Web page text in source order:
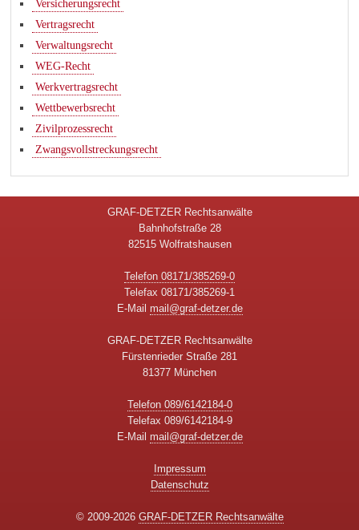
Versicherungsrecht
Vertragsrecht
Verwaltungsrecht
WEG-Recht
Werkvertragsrecht
Wettbewerbsrecht
Zivilprozessrecht
Zwangsvollstreckungsrecht
GRAF-DETZER Rechtsanwälte
Bahnhofstraße 28
82515 Wolfratshausen
Telefon 08171/385269-0
Telefax 08171/385269-1
E-Mail mail@graf-detzer.de
GRAF-DETZER Rechtsanwälte
Fürstenrieder Straße 281
81377 München
Telefon 089/6142184-0
Telefax 089/6142184-9
E-Mail mail@graf-detzer.de
Impressum
Datenschutz
© 2009-2026 GRAF-DETZER Rechtsanwälte